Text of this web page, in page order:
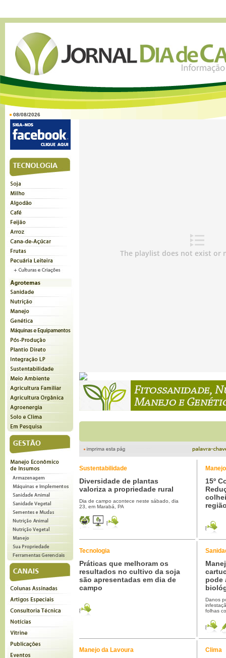
08/08/2026
Sustentabilidade
Diversidade de plantas
valoriza a propriedade rural
Dia de campo acontece neste sábado, dia
23, em Marabá, PA
Manejo
15º
Tecnologia
Práticas que melhoram os
resultados no cultivo da soja
são apresentadas em dia de
campo
pode
Danos
folhas
Manejo da Lavoura Clima